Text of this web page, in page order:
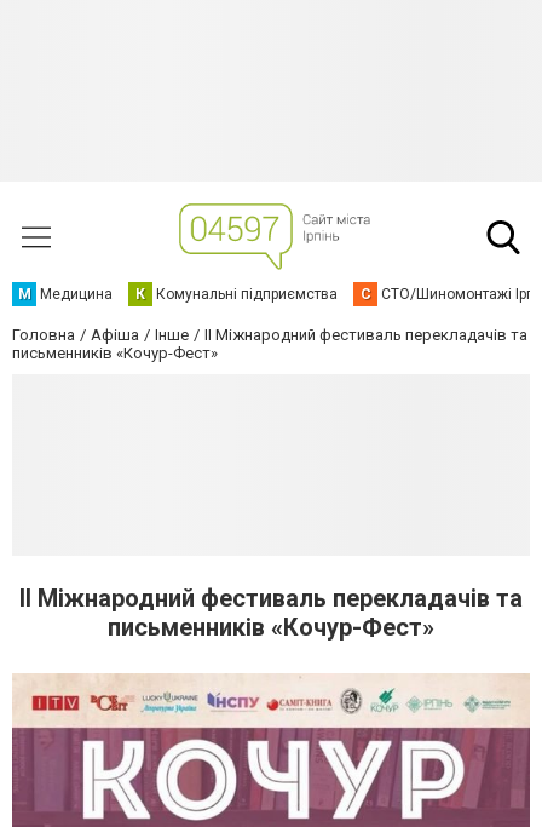
М Медицина К Комунальні підприємства С СТО/Шиномонтажі
Головна Афіша Інше
ІІ Міжнародний фестиваль перекладачів та
письменників «Кочур-Фест»
ІІ Міжнародний фестиваль перекладачів та
письменників «Кочур-Фест»